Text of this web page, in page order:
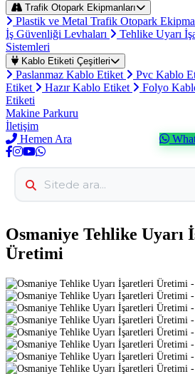
Trafik Otopark Ekipmanları
Plastik ve Metal Trafik Otopark
İş Güvenliği Levhaları
Tehlike Uyarı
Sistemleri
Kablo Etiketi Çeşitleri
Paslanmaz Kablo Etiket Pvc Kablo
Etiket
Hazır Kablo Etiket Folyo
Etiketi
Makine Parkuru
İletişim
Hemen Ara
Osmaniye Tehlike Uyarı
Üretimi